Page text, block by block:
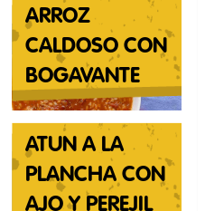
ARROZ
CALDOSO CON
BOGAVANTE
ATUN A LA
PLANCHA CON
AJO Y PEREJIL